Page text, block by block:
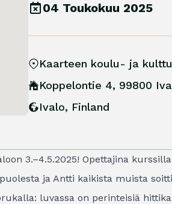
3.–4.5.2025! Opettajina
ja Antti kaikista muista
luvassa on perinteisiä
04 Toukokuu 2025
Kaarteen koulu- ja
Koppelontie 4, 99800
Ivalo, Finland